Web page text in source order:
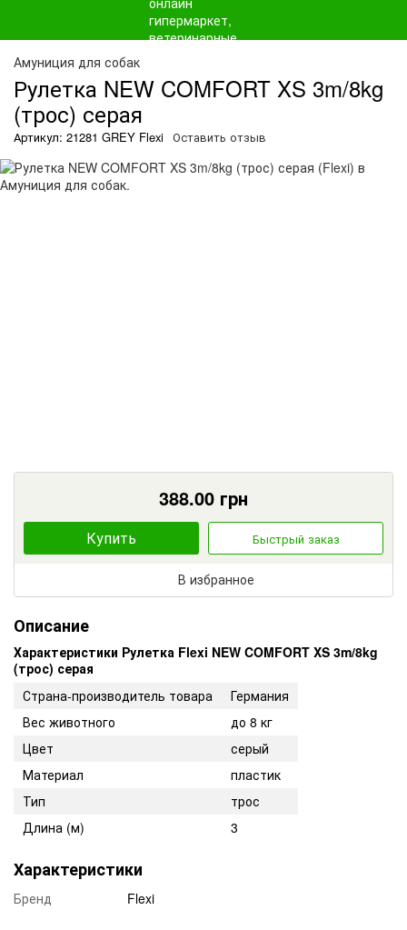
Амуниция для собак
Рулетка NEW COMFORT XS 3m/8kg
(трос) серая
Артикул: 21281 GREY Flexi Оставить отзыв
388.00 грн
Купить Быстрый заказ
В избранное
Описание
Характеристики Рулетка Flexi NEW COMFORT XS 3m/8kg
(трос) серая
Страна-производитель товара
Германия
Вес животного
до 8 кг
Цвет
серый
Материал
пластик
Тип
трос
Длина (м)
3
Характеристики
Бренд Flexi